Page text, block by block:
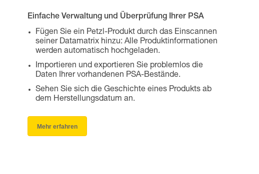
Einfache Verwaltung und Überprüfung Ihrer PSA
Fügen Sie ein Petzl-Produkt durch das Einscannen
seiner Datamatrix hinzu: Alle Produktinformationen
werden automatisch hochgeladen.
Importieren und exportieren Sie problemlos die
Daten Ihrer vorhandenen PSA-Bestände.
Sehen Sie sich die Geschichte eines Produkts ab
dem Herstellungsdatum an.
Mehr erfahren